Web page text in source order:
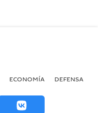
ECONOMÍA DEFENSA